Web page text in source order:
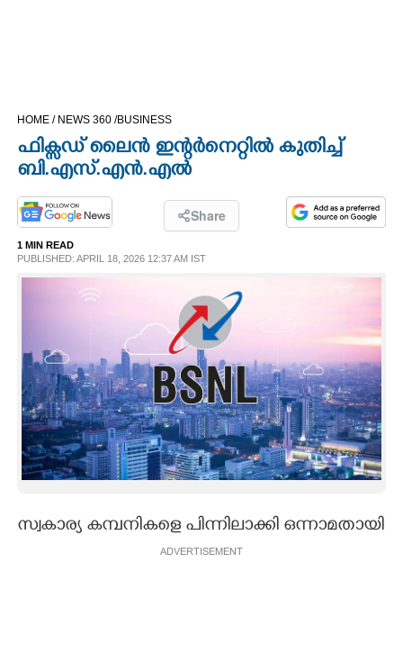
CINEMA
OPINION
PHOTOS
LIFESTYLE
INFO+
ART
HOME / NEWS 360 /BUSINESS
ഫിക്സഡ് ലൈൻ ഇന്റർനെറ്റിൽ കുതിച്ച്
ബി.എസ്.എൻ.എൽ
Share
1 MIN READ
PUBLISHED: APRIL 18, 2026 12:37 AM IST
സ്വകാര്യ കമ്പനികളെ പിന്നിലാക്കി ഒന്നാമതായി
ADVERTISEMENT